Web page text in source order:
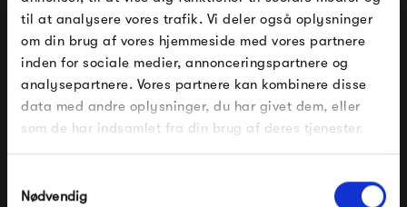
til at analysere vores trafik. Vi deler også oplysninger
om din brug af vores hjemmeside med vores partnere
inden for sociale medier, annonceringspartnere og
analysepartnere. Vores partnere kan kombinere disse
data med andre oplysninger, du har givet dem, eller
som de har indsamlet fra din brug af deres tjenester.
Nødvendig
3 085,00 kr 3 085,00 kr
FÅ 10% PÅ DIN NÆSTE ORDRE
Indtast din e-mail, så sender vi rabatkoden til dig på
mail. Minimumsbeløb er 499 kr. for at indløse
rabatten.
Gælder ikke på produkter fra Fermob, File Under